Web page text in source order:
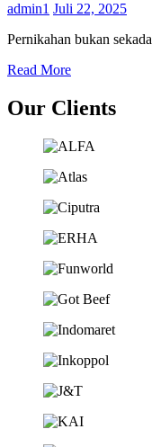
admin1 Juli 22, 2025
Pernikahan bukan
Read More
Our Clients